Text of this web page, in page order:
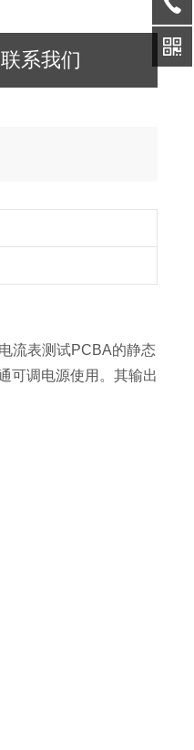
联系我们
流表测试PCBA的静态
可调电源使用。其输出